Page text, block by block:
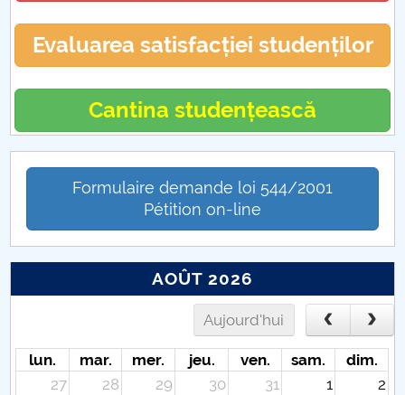
Evaluarea satisfacției studenților
Cantina studențească
Formulaire demande loi 544/2001
Pétition on-line
AOÛT 2026
Aujourd'hui
lun. mar. mer. jeu. ven. sam.
dim.
27
28 29 30 31 1 2